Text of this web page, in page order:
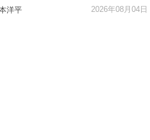
洋平 2026年08月04日